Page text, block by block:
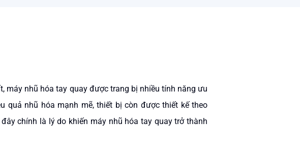
máy nhũ hóa tay quay được trang bị nhiều tính năng ưu
quả nhũ hóa mạnh mẽ, thiết bị còn được thiết kế theo
chính là lý do khiến máy nhũ hóa tay quay trở thành